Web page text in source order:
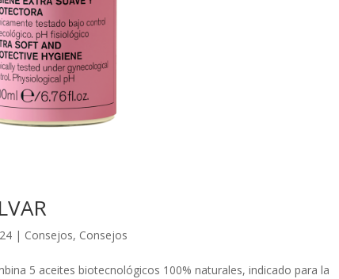
| Consejos, Consejos
5 aceites biotecnológicos 100% naturales, indicado para la